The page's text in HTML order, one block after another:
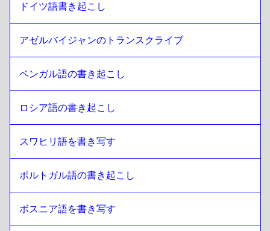
ドイツ語書き起こし
アゼルバイジャンのトランスクライブ
ベンガル語の書き起こし
ロシア語の書き起こし
スワヒリ語を書き写す
ポルトガル語の書き起こし
ボスニア語を書き写す